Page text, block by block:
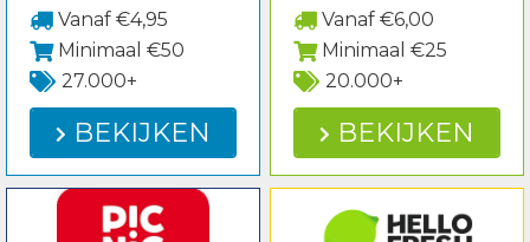
Vanaf €4,95
Minimaal €50
27.000+
BEKIJKEN
Vanaf €6,00
Minimaal €25
20.000+
BEKIJKEN